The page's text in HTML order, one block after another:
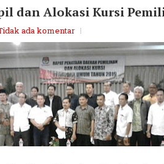
dan Alokasi Kursi
ada komentar